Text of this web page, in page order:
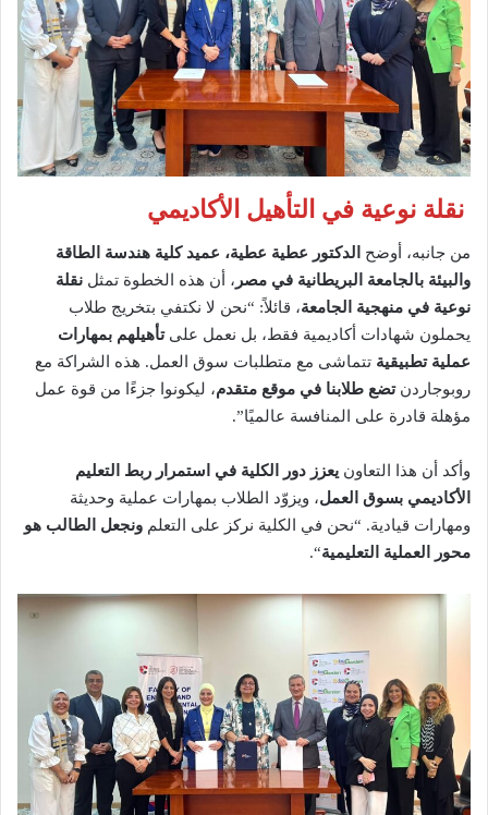
نقلة نوعية في التأهيل الأكاديمي
من جانبه، أوضح
الدكتور عطية عطية، عميد كلية هندسة الطاقة
والبيئة بالجامعة البريطانية في مصر ، أن هذه الخطوة تمثل نقلة
نوعية في منهجية الجامعة، قائلاً: “نحن لا نكتفي بتخريج طلاب
يحملون شهادات أكاديمية فقط، بل نعمل علىتأهيلهم بمهارات
عملية تطبيقية تتماشى مع متطلبات سوق العمل. هذه الشراكة مع
روبوجاردنتضع طلابنا في موقع متقدم، ليكونوا جزءًا من قوة عمل
مؤهلة قادرة على المنافسة عالميًا”.
وأكد أن هذا التعاون يعزز دور الكلية في استمرار ربط التعليم
الأكاديمي بسوق العمل، ويزوّد الطلاب بمهارات عملية وحديثة
ومهارات قيادية. “نحن في الكلية نركز على التعلم ونجعل الطالب هو
محور العملية التعليمية“.